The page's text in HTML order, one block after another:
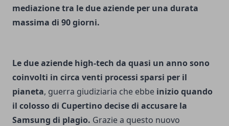
mediazione tra le due aziende per una durata
massima di 90 giorni.
Le due aziende high-tech da quasi un anno sono
coinvolti in circa venti processi sparsi per il
pianeta, guerra giudiziaria che ebbe inizio quando
il colosso di Cupertino decise di accusare la
Samsung di plagio. Grazie a questo nuovo